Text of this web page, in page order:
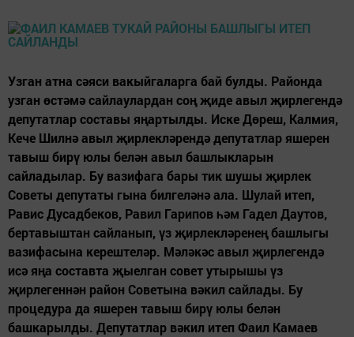
Узган атна сәяси вакыйгаларга бай булды. Районда
узган өстәмә сайлаулардан соң җиде авыл җирлегендә
депутатлар составы яңартылды. Иске Дөреш, Калмия,
Кече Шилнә авыл җирлекләрендә депутатлар яшерен
тавыш бирү юлы белән авыл башлыкларын
сайладылар. Бу вазифага бары тик шушы җирлек
Советы депутаты гына билгеләнә ала. Шулай итеп,
Равис Дусадбеков, Равил Гарипов һәм Гадел Даутов,
бертавыштан сайланып, үз җирлекләренең башлыгы
вазифасына керештеләр. Мәләкәс авыл җирлегендә
исә яңа составта җыелган совет утырышы үз
җирлегеннән район Советына вәкил сайлады. Бу
процедура да яшерен тавыш бирү юлы белән
башкарылды. Депутатлар вәкил итеп Фаил Камаев